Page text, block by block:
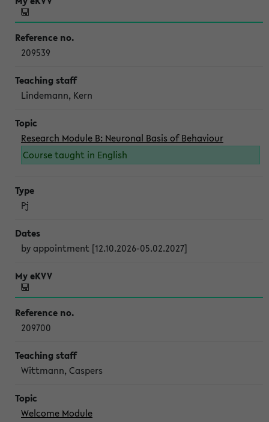
209539
Lindemann, Kern
Research Module B: Neuronal Basis of Behaviour
Course taught in English
Pj
by appointment [12.10.2026-05.02.2027]
209700
Wittmann, Caspers
Welcome Module